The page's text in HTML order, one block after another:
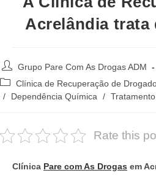
Acrelândia trata
Autor
do
post:
Grupo Pare Com As Drogas ADM
Categoria
do
Clínica de Recuperação de
/
Dependência Química /
Rate this
Clínica Pare com As Drogas em